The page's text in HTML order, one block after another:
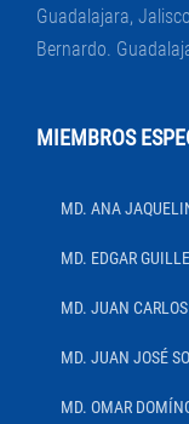
Guadalajara,
Bernardo.
MIEMBROS
MD. ANA
MD. EDGAR
MD. JUAN
MD. JUAN JOSÉ
MD. OMAR